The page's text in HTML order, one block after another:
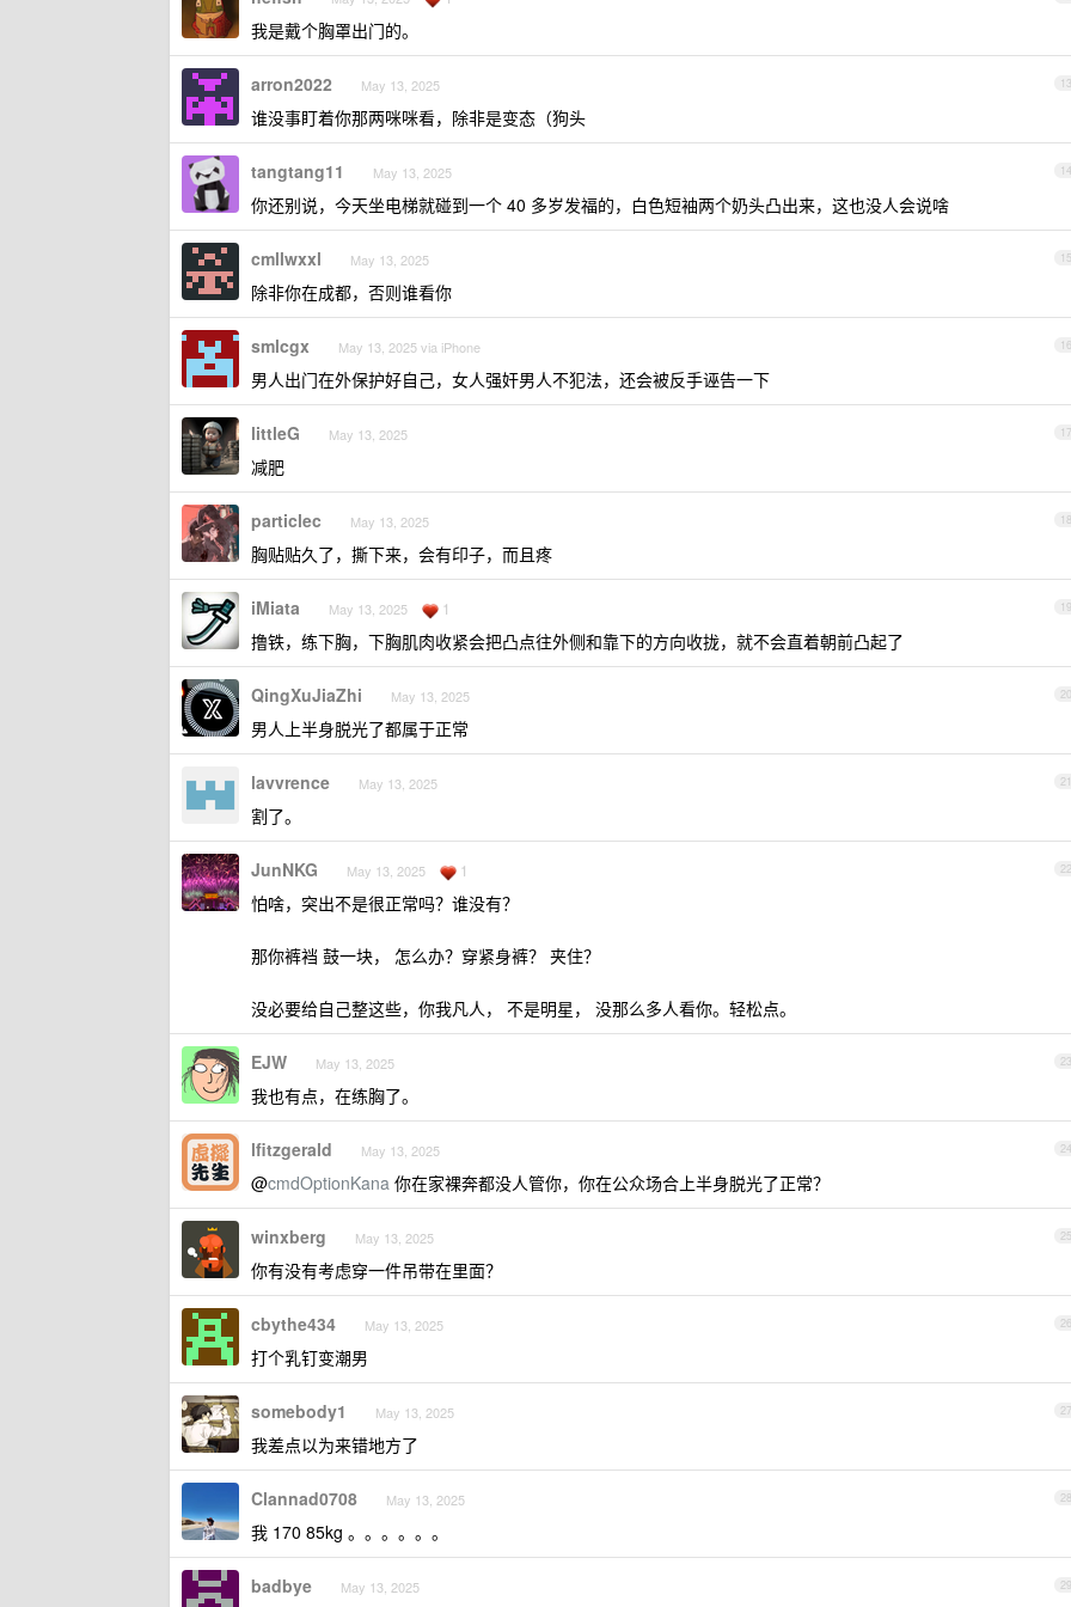
我是戴个胸罩出门的。
13
arron2022 May 13, 2025
谁没事盯着你那两咪咪看，除非是变态（狗头
14
tangtang11 May 13, 2025
你还别说，今天坐电梯就碰到一个 40 多岁发福的，白色短袖两个奶头凸出来，这也没人会说啥
15
cmllwxxl May 13, 2025
除非你在成都，否则谁看你
16
smlcgx May 13, 2025 via iPhone
男人出门在外保护好自己，女人强奸男人不犯法，还会被反手诬告一下
17
littleG May 13, 2025
减肥
18
particlec May 13, 2025
胸贴贴久了，撕下来，会有印子，而且疼
19
iMiata May 13, 2025 1
撸铁，练下胸，下胸肌肉收紧会把凸点往外侧和靠下的方向收拢，就不会直着朝前凸起了
20
QingXuJiaZhi May 13, 2025
男人上半身脱光了都属于正常
21
lavvrence May 13, 2025
割了。
22
JunNKG May 13, 2025 1
怕啥，突出不是很正常吗？谁没有？
那你裤裆 鼓一块， 怎么办？穿紧身裤？ 夹住？
没必要给自己整这些，你我凡人， 不是明星， 没那么多人看你。轻松点。
23
EJW May 13, 2025
我也有点，在练胸了。
24
lfitzgerald May 13, 2025
@cmdOptionKana 你在家裸奔都没人管你，你在公众场合上半身脱光了正常？
25
winxberg May 13, 2025
你有没有考虑穿一件吊带在里面？
26
cbythe434 May 13, 2025
打个乳钉变潮男
27
somebody1 May 13, 2025
我差点以为来错地方了
28
Clannad0708 May 13, 2025
我 170 85kg 。。。。。。
29
badbye May 13, 2025